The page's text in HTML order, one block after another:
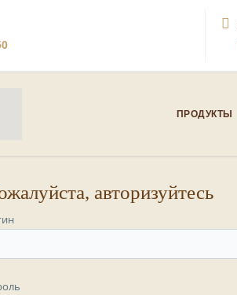
ПРОДУКТЫ
авторизуйтесь